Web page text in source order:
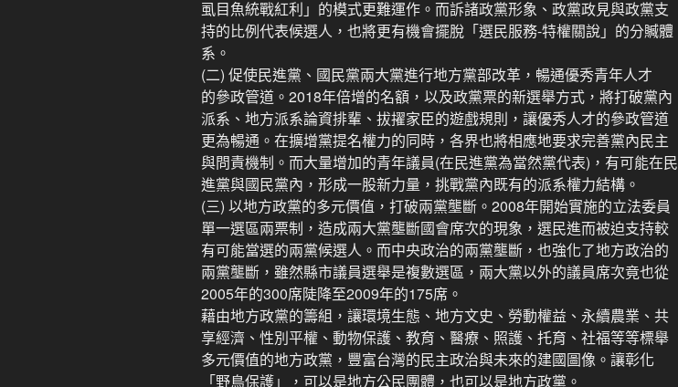
虱目魚統戰紅利」的模式更難運作。而訴諸政黨形象、政黨政見與政黨支
持的比例代表候選人，也將更有機會擺脫「選民服務-特權關說」的分贓體
系。
(二) 促使民進黨、國民黨兩大黨進行地方黨部改革，暢通優秀青年人才
的參政管道。2018年倍增的名額，以及政黨票的新選舉方式，將打破黨內
派系、地方派系論資排輩、拔擢家臣的遊戲規則，讓優秀人才的參政管道
更為暢通。在擴增黨提名權力的同時，各界也將相應地要求完善黨內民主
與問責機制。而大量增加的青年議員(在民進黨為當然黨代表)，有可能在民
進黨與國民黨內，形成一股新力量，挑戰黨內既有的派系權力結構。
(三) 以地方政黨的多元價值，打破兩黨壟斷。2008年開始實施的立法委員
單一選區兩票制，造成兩大黨壟斷國會席次的現象，選民進而被迫支持較
有可能當選的兩黨候選人。而中央政治的兩黨壟斷，也強化了地方政治的
兩黨壟斷，雖然縣市議員選舉是複數選區，兩大黨以外的議員席次竟也從
2005年的300席陡降至2009年的175席。
藉由地方政黨的籌組，讓環境生態、地方文史、勞動權益、永續農業、共
享經濟、性別平權、動物保護、教育、醫療、照護、托育、社福等等標舉
多元價值的地方政黨，豐富台灣的民主政治與未來的建國圖像。讓彰化
「野鳥保護」，可以是地方公民團體，也可以是地方政黨。